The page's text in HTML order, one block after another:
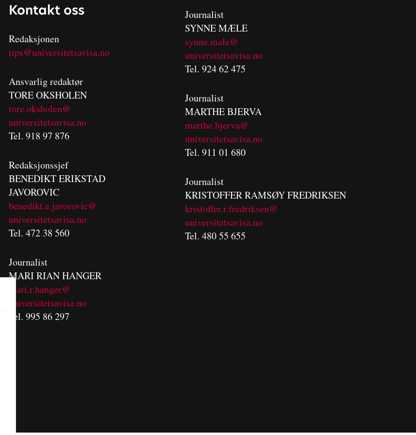
Kontakt oss
Redaksjonen
tips@universitetsavisa.no
Ansvarlig redaktør
TORE OKSHOLEN
tore.oksholen@
universitetsavisa.no
Tel. 918 97 876
Redaksjonssjef
BENEDIKTERIKSTAD
JAVOROVIC
benedikt.e.javorovic@
universitetsavisa.no
Tel. 472 38 560
Journalist
MARI RIAN HANGER
mari.r.hanger@
universitetsavisa.no
Tel. 995 86 297
Journalist
SYNNE MÆLE
synne.male@
universitetsavisa.no
Tel. 924 62 475
Journalist
MARTHE BJERVA
marthe.bjerva@
universitetsavisa.no
Tel. 911 01 680
Journalist
KRISTOFFER RAMSØY FREDRIKSEN
kristoffer.r.fredriksen@
universitetsavisa.no
Tel. 480 55 655